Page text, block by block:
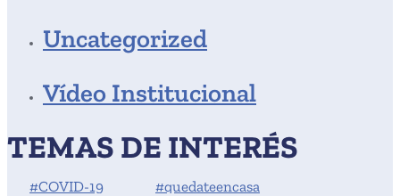
Uncategorized
Vídeo Institucional
TEMAS DE INTERÉS
#COVID-19
#quedateencasa